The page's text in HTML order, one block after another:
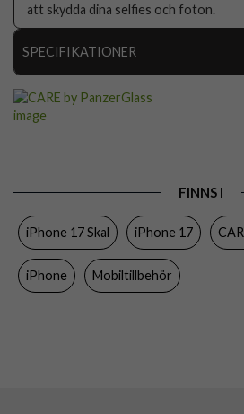
att skydda dina selfies och foton.
SPECIFIKATIONER
Artikelnummer
Passar till
MagSafe-
Färg
Material Hårdplast
Varumärke
FINNS I
iPhone 17 Skal iPhone 17
iPhone Mobiltillbehör